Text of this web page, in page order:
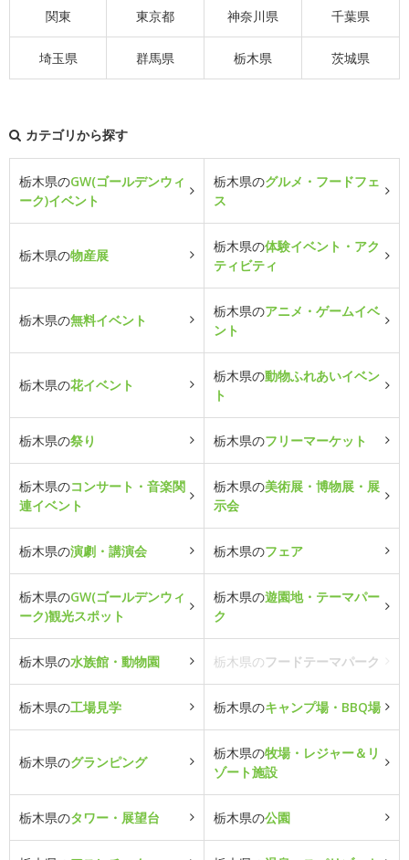
関東 東京都 神奈川県 千葉県
埼玉県 群馬県 栃木県 茨城県
カテゴリから探す
栃木県のGW(ゴールデンウィ
ーク)イベント
栃木県のグルメ・フードフェ
ス
栃木県の物産展
栃木県の体験イベント・アク
ティビティ
栃木県の無料イベント
栃木県のアニメ・ゲームイベ
ント
栃木県の花イベント
栃木県の動物ふれあいイベン
ト
栃木県の祭り 栃木県のフリーマーケット
栃木県のコンサート・音楽関
連イベント
栃木県の美術展・博物展・展
示会
栃木県の演劇・講演会 栃木県のフェア
栃木県のGW(ゴールデンウィ
ーク)観光スポット
栃木県の遊園地・テーマパー
ク
栃木県の水族館・動物園 栃木県のフードテーマパーク
栃木県の工場見学 栃木県のキャンプ場・BBQ場
栃木県のグランピング
栃木県の牧場・レジャー＆リ
ゾート施設
栃木県のタワー・展望台 栃木県の公園